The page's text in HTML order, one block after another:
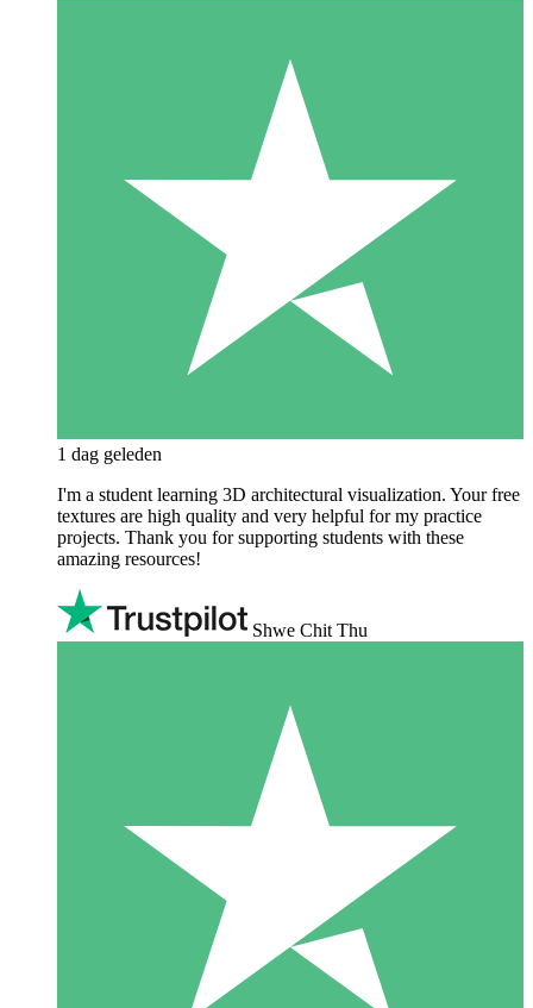
1 dag geleden
I'm a student learning 3D architectural visualization. Your free
textures are high quality and very helpful for my practice
projects. Thank you for supporting students with these
amazing resources!
Shwe Chit Thu